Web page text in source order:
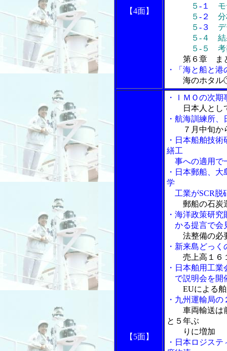
【4面】
５ ‐１
５ ‐２
５ ‐３
５‐４ 結
５‐５ 考察
第６章 ま
・「海と船と
海のホタ
【5面】
・ＩＭＯの次
日本人とし
・航海訓練所
７月中旬
・日本船舶技
繕工
事への適用で
・日本郵船、
学
工業がSCR脱
郵船の石炭
・海洋政策研
かる提言で会
法整備の必
・新来島どっ
売上高１６
・日本舶用工
で説明会を開
EUによる
・九州運輸局
車両輸送は
と５年ぶ
りに増加
・日本ロジス